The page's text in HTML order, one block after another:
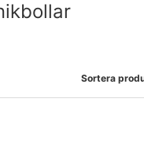
Sortera